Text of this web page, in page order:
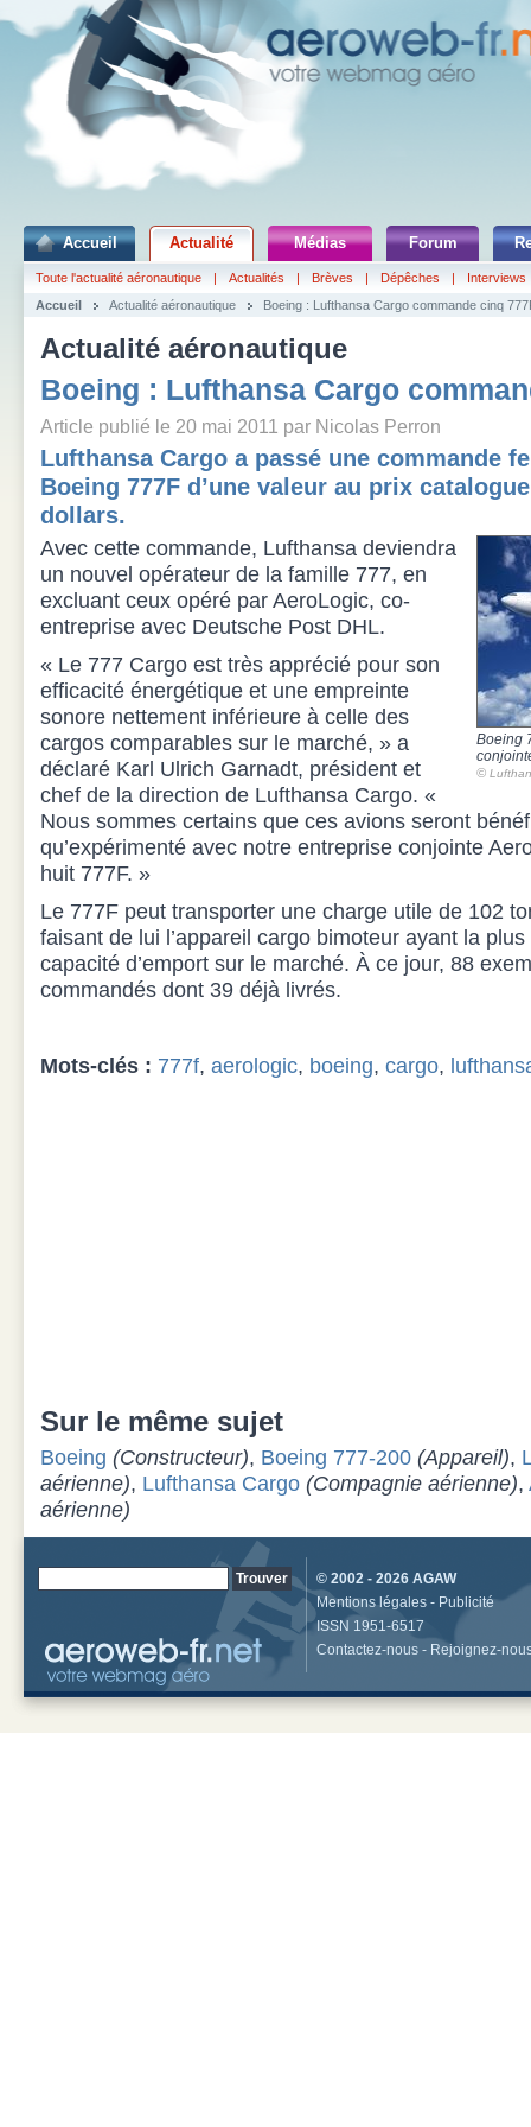
Accueil Actualité Médias Forum
Toute l'actualité aéronautique | Actualités | Brèves | Dépêches |
Interviews
Accueil
Actualité aéronautique Boeing : Lufthansa Cargo commande cinq
Actualité aéronautique
Boeing : Lufthansa Cargo
Article publié le 20 mai 2011 par Nicolas Perron
Lufthansa Cargo a passé une commande
Boeing 777F d’une valeur au prix
dollars.
Boeing
©
Avec cette commande, Lufthansa deviendra
un nouvel opérateur de la famille 777, en
excluant ceux opéré par AeroLogic, co-
entreprise avec Deutsche Post DHL.
« Le 777 Cargo est très apprécié pour son
efficacité énergétique et une empreinte
sonore nettement inférieure à celle des
cargos comparables sur le marché, » a
déclaré Karl Ulrich Garnadt, président et
chef de la direction de Lufthansa Cargo. «
Nous sommes certains que ces avions seront
qu’expérimenté avec notre entreprise conjointe
huit 777F. »
Le 777F peut transporter une charge utile de 102
faisant de lui l’appareil cargo bimoteur ayant la
capacité d’emport sur le marché. À ce jour, 88
commandés dont 39 déjà livrés.
Mots-clés : 777f, aerologic, boeing, cargo,
Sur le même sujet
Boeing (Constructeur), Boeing 777-200 (Appareil),
aérienne), Lufthansa Cargo (Compagnie aérienne),
aérienne)
© 2002 - 2026 AGAW
Mentions légales - Publicité
ISSN 1951-6517
Contactez-nous - Rejoignez-